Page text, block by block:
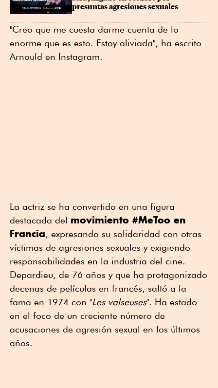
presuntas agresiones sexuales
"Creo que me cuesta darme cuenta de lo
enorme que es esto. Estoy aliviada", ha escrito
Arnould en Instagram.
La actriz se ha convertido en una figura
destacada del movimiento #MeToo en
Francia, expresando su solidaridad con otras
víctimas de agresiones sexuales y exigiendo
responsabilidades en la industria del cine.
Depardieu, de 76 años y que ha protagonizado
decenas de películas en francés, saltó a la
fama en 1974 con "Les valseuses". Ha estado
en el foco de un creciente número de
acusaciones de agresión sexual en los últimos
años.